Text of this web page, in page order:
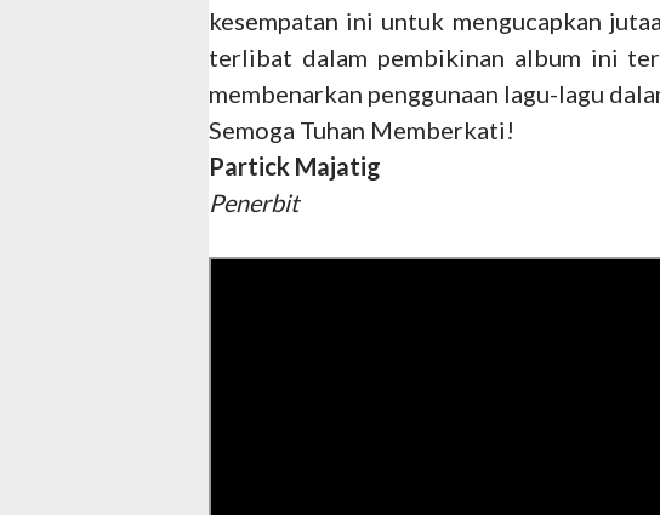
kesempatan ini untuk mengucapkan
terlibat dalam pembikinan album ini
membenarkan penggunaan lagu-lagu
Semoga Tuhan Memberkati!
Partick Majatig
Penerbit